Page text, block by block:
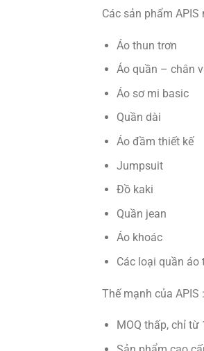
Các sản phẩm APIS
Áo thun trơn
Áo quần – chân
Áo sơ mi basic
Quần dài
Áo đầm thiết kế
Jumpsuit
Đồ kaki
Quần jean
Áo khoác
Các loại quần áo
Thế mạnh của APIS :
MOQ thấp, chỉ